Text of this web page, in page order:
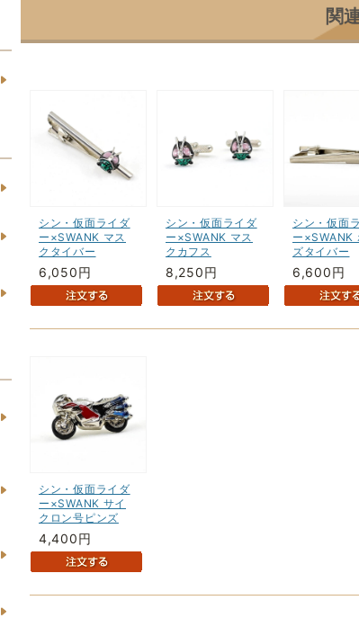
関
シン・仮面ライダ
ー×SWANK マス
クタイバー
6,050円
シン・仮面ライダ
ー×SWANK マス
クカフス
8,250円
シン・仮面
ー×SWANK
ズタイバー
6,600円
シン・仮面ライダ
ー×SWANK サイ
クロン号ピンズ
4,400円